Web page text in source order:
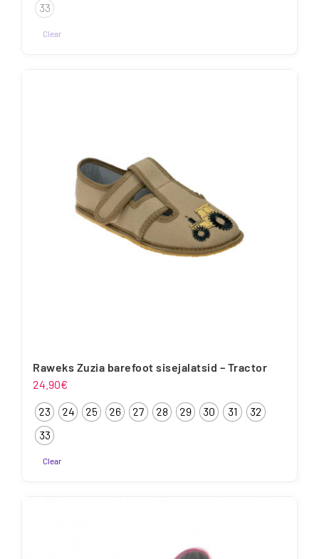
33
Clear
tootelehel.
Raweks Zuzia barefoot sisejalatsid – Tractor
24.90€
23 24 25 26 27 28 29 30 31
32
33
Clear